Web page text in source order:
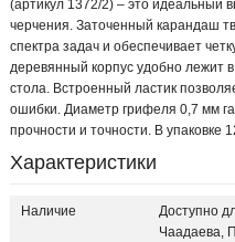
(артикул 1372/2) – это идеальный
черчения. Заточенный карандаш
спектра задач и обеспечивает
деревянный корпус удобно лежит
стола. Встроенный ластик
ошибки. Диаметр грифеля 0,7 мм
прочности и точности. В упаковке
Характеристики
Наличие
Доступно
Чаадаева,